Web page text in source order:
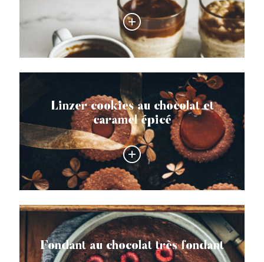
Linzer cookies au chocolat et
caramel épicé
Fondant au chocolat très fondant